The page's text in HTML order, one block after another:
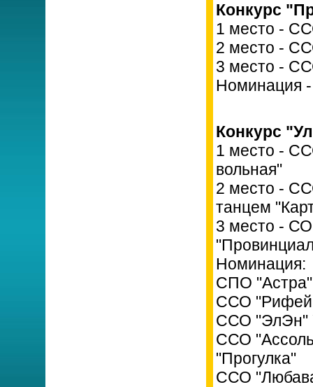
Конкурс
1 место -
2 место -
3 место -
Номинация
Конкурс
1 место -
вольная"
2 место -
танцем
3 место -
Номинация:
СПО
ССО
ССО "ЭлЭн"
ССО
"Прогулка"
ССО